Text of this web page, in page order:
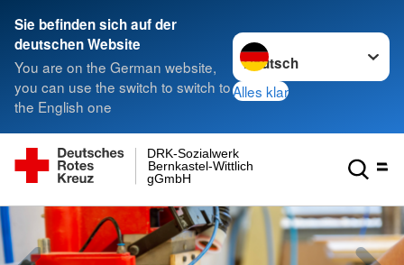
Sie befinden sich auf der
deutschen Website
You are on the German website,
you can use the switch to switch to
the English one
Sprache wechseln zu
Alles klar
gGmbH
Bernkastel-Wittlich
DRK-Sozialwerk